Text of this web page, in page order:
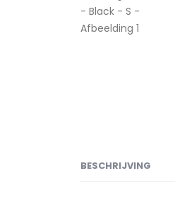
BESCHRIJVING